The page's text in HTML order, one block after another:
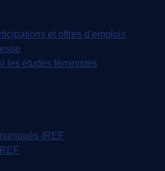
et offres d’emplois
les études féministes